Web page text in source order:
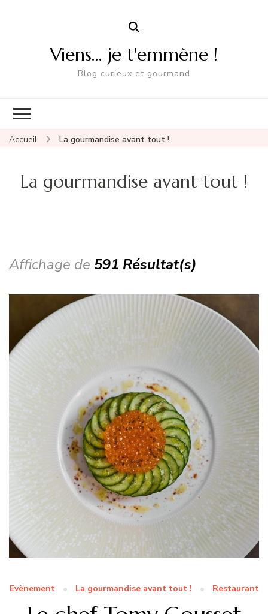
Viens… je t'emmène !
Blog curieux et gourmand
Accueil La gourmandise avant tout !
La gourmandise avant tout !
Affichage de 591 Résultat(s)
Evènement La gourmandise avant tout ! Restaurant